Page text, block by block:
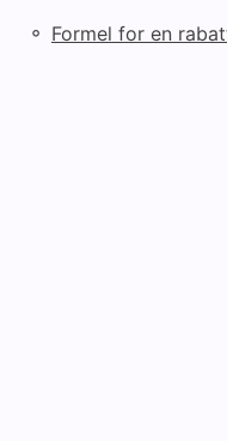
◦ Formel for en